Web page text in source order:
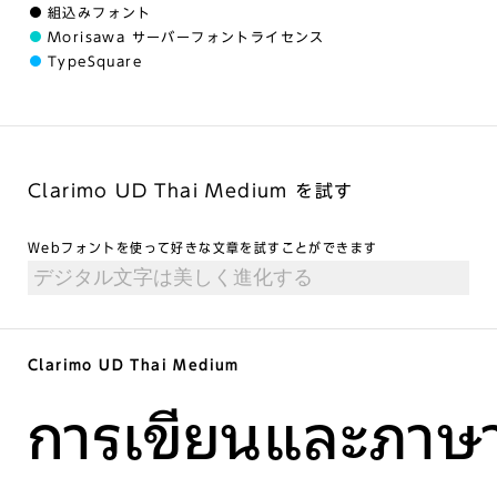
組込みフォント
Morisawa サーバーフォントライセンス
TypeSquare
Clarimo UD Thai Medium を試す
Webフォントを使って好きな文章を試すことができます
Clarimo UD Thai Medium
การเขียนและภา